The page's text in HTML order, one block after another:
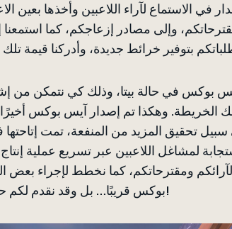
في الاستماع لآراء اللاعبين وأخذها بعين
وإلى مصادر إزعاجكم، كما
بوكس في حالة بيتا، وذلك كي نتمكن من
الخريطة. وهكذا تم إصدار آيس بوكس
سبيل تحقيق المزيد من المنفعة، تمت
لمشاغل اللاعبين عبر تسريع عملية
لآرائكم ومقترحاتكم، كما نخطط لإجراء بعض
بوكس قريبًا… بل وقد نقدم لكم حتى بعض المفاجآت الصغيرة في المتجر!